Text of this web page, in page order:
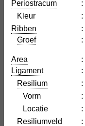
Periostracum :
Kleur :
Ribben :
Groef
:
Area
:
Ligament
:
Resilium :
Vorm :
Locatie :
Resiliumveld :